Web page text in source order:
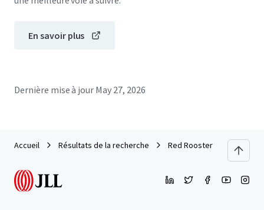
En savoir plus
Dernière mise à jour May 27, 2026
Accueil Résultats de la recherche Red Rooster Bundaberg